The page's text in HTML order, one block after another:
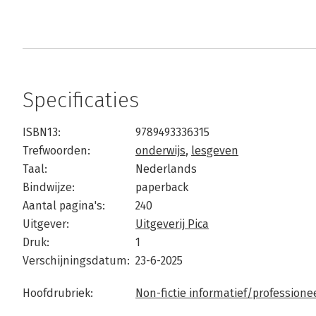
Specificaties
ISBN13:
9789493336315
Trefwoorden:
onderwijs, lesgeven
Taal:
Nederlands
Bindwijze:
paperback
Aantal pagina's:
240
Uitgever:
Uitgeverij Pica
Druk:
1
Verschijningsdatum: 23-6-2025
Hoofdrubriek: Non-fictie informatief/